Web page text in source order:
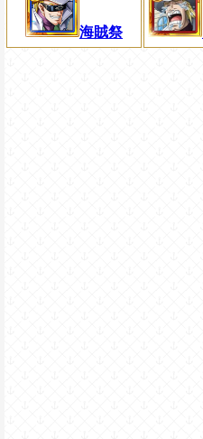
海賊祭